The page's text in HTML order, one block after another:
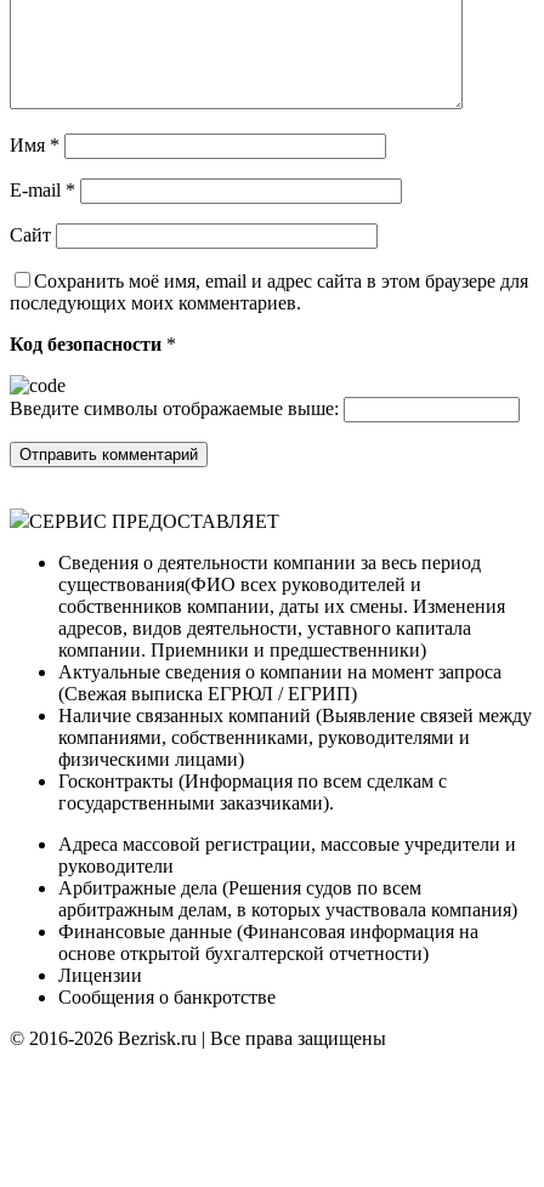
Имя *
E-mail *
Сайт
Сохранить моё имя, email и адрес сайта в этом браузере для
последующих моих комментариев.
Код безопасности *
Введите символы отображаемые выше:
СЕРВИС ПРЕДОСТАВЛЯЕТ
Сведения о деятельности компании за весь период
существования(ФИО всех руководителей и
собственников компании, даты их смены. Изменения
адресов, видов деятельности, уставного капитала
компании. Приемники и предшественники)
Актуальные сведения о компании на момент запроса
(Cвежая выписка ЕГРЮЛ / ЕГРИП)
Наличие связанных компаний (Выявление связей между
компаниями, собственниками, руководителями и
физическими лицами)
Госконтракты (Информация по всем сделкам с
государственными заказчиками).
Адреса массовой регистрации, массовые учредители и
руководители
Арбитражные дела (Решения судов по всем
арбитражным делам, в которых участвовала компания)
Финансовые данные (Финансовая информация на
основе открытой бухгалтерской отчетности)
Лицензии
Сообщения о банкротстве
© 2016-2026 Bezrisk.ru | Все права защищены